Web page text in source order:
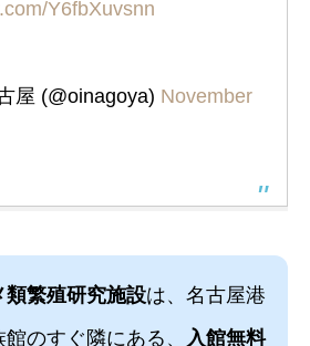
Y6fbXuvsnn
屋 (@oinagoya) November
類繁殖研究施設は、名古屋港
館のすぐ隣にある、 入館無料